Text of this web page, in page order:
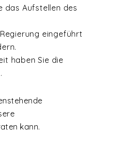
das Aufstellen des
eingeführt
haben Sie die
kann.